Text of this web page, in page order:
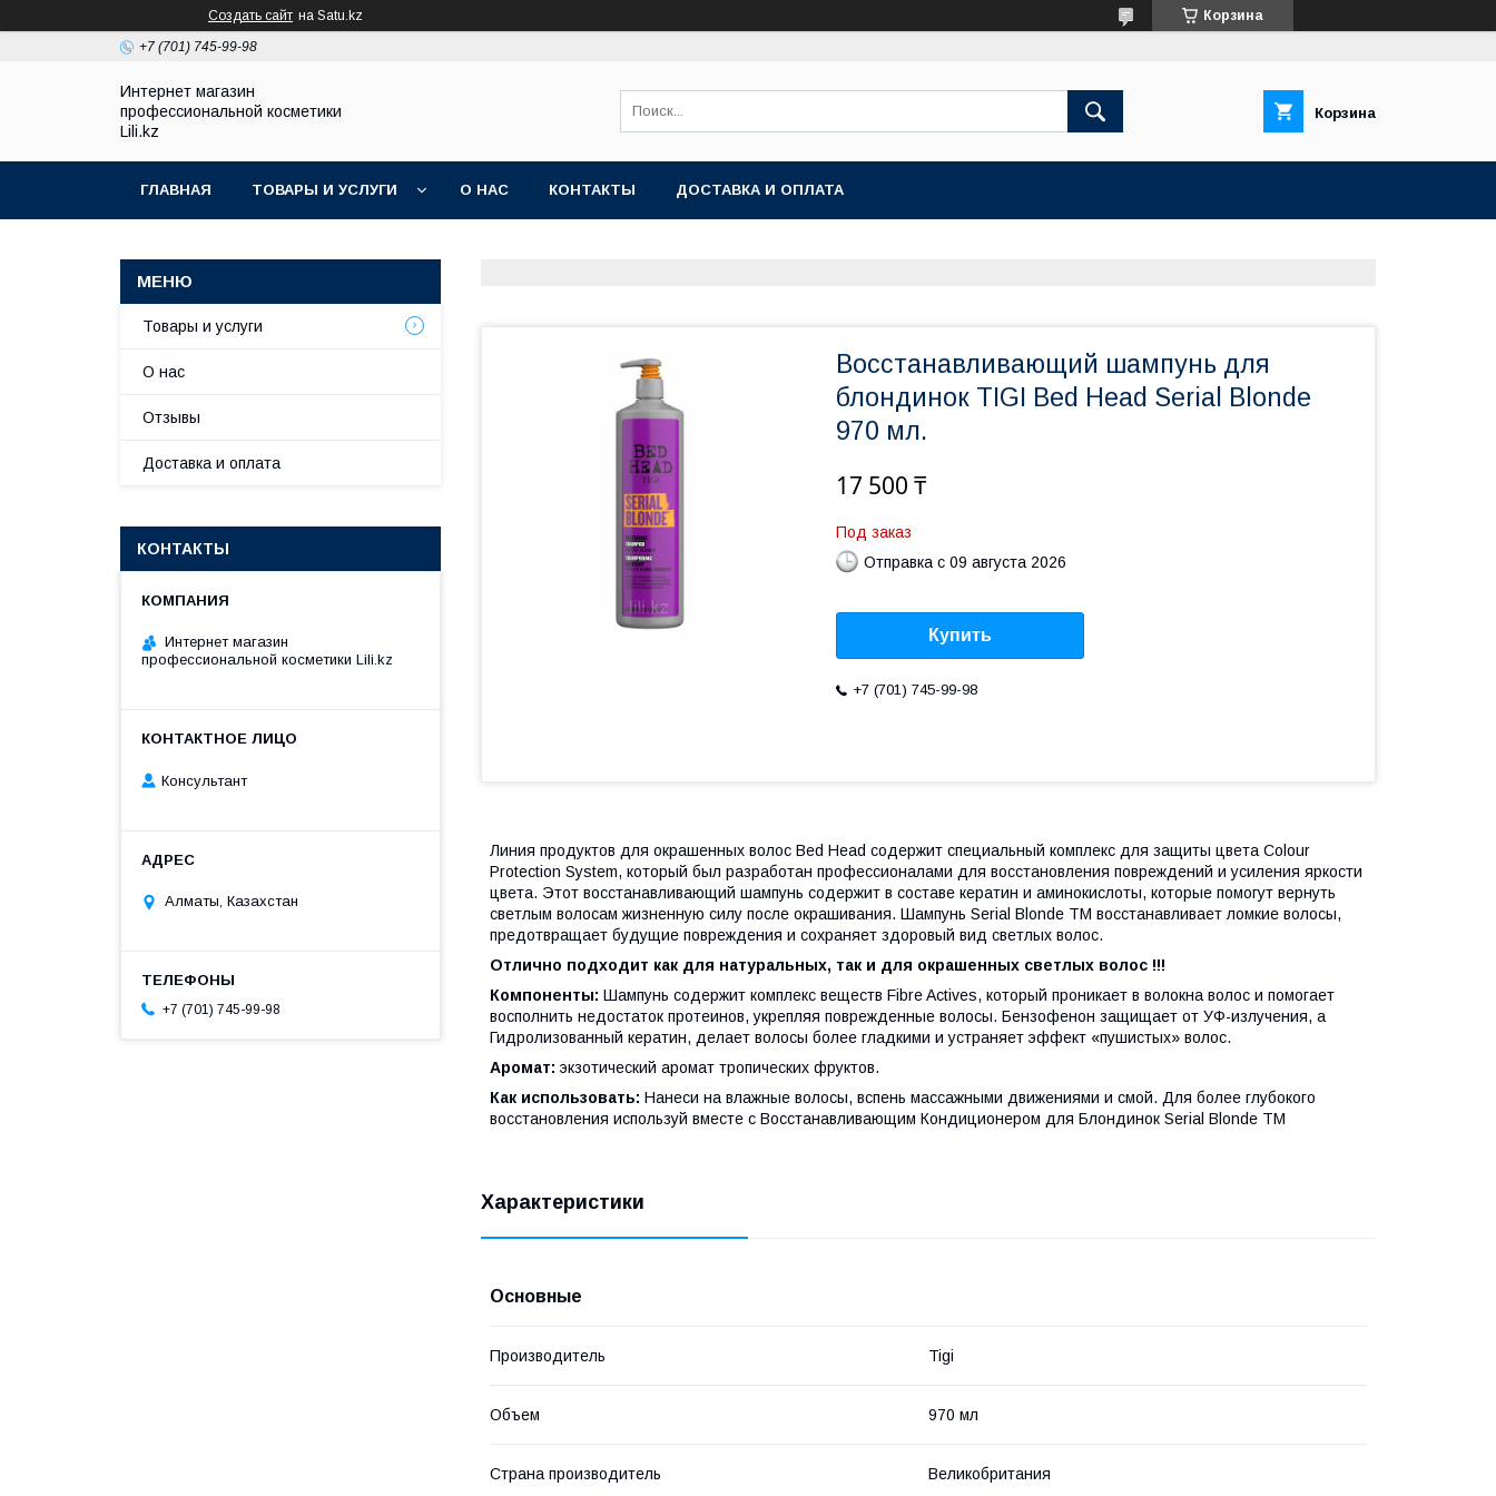
Создать сайт на Satu.kz Корзина
+7 (701) 745-99-98
Интернет магазин
профессиональной косметики
Lili.kz
Корзина
ГЛАВНАЯ ТОВАРЫ И УСЛУГИ О НАС КОНТАКТЫ ДОСТАВКА И ОПЛАТА
Восстанавливающий шампунь для
блондинок TIGI Bed Head Serial Blonde
970 мл.
17 500 ₸
Под заказ
Отправка с 09 августа 2026
Купить
+7 (701) 745-99-98
Линия продуктов для окрашенных волос Вed Head cодержит специальный комплекс для защиты цвета Сolour
Protection System, который был разработан профессионалами для восстановления повреждений и усиления яркости
цвета. Этот восстанавливающий шампунь содержит в составе кератин и аминокислоты, которые помогут вернуть
светлым волосам жизненную силу после окрашивания. Шампунь Serial Blonde TM восстанавливает ломкие волосы,
предотвращает будущие повреждения и сохраняет здоровый вид светлых волос.
Отлично подходит как для натуральных, так и для окрашенных светлых волос !!!
Компоненты: Шампунь содержит комплекс веществ Fibre Actives, который проникает в волокна волос и помогает
восполнить недостаток протеинов, укрепляя поврежденные волосы. Бензофенон защищает от УФ-излучения, а
Гидролизованный кератин, делает волосы более гладкими и устраняет эффект «пушистых» волос.
Аромат: экзотический аромат тропических фруктов.
Как использовать: Нанеси на влажные волосы, вспень массажными движениями и смой. Для более глубокого
восстановления используй вместе с Восстанавливающим Кондиционером для Блондинок Serial Blonde TM
Характеристики
Основные
Производитель Tigi
Объем 970 мл
Страна производитель Великобритания
Товары и услуги
О нас
Отзывы
Доставка и оплата
КОНТАКТЫ
Интернет магазин
профессиональной косметики Lili.kz
Консультант
Алматы, Казахстан
+7 (701) 745-99-98